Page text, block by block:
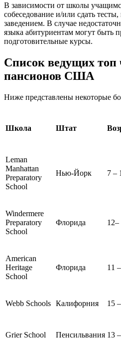
В зависимости от школы
собеседование и/или сдать
заведением. В случае
языка абитуриентам могут быть
подготовительные курсы.
Список ведущих
пансионов США
Ниже представлены некоторые
Школа Штат
Leman
Manhattan
Preparatory
School
Нью-Йорк 7 –
Windermere
Preparatory
School
Флорида 12–
American
Heritage
School
Флорида 11
Webb Schools Калифорния 15
Grier School Пенсильвания 13